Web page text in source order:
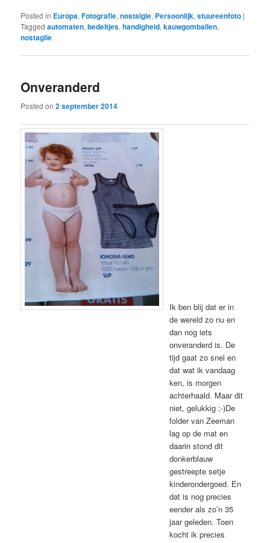
Posted in Europa,Fotografie,nostalgie, Persoonlijk,stuureenfoto |
Tagged automaten,bedeltjes,handigheid,kauwgomballen,
nostaglie
Onveranderd
Posted on2 september 2014
Ik ben blij dat er in
de wereld zo nu en
dan nog iets
onveranderd is. De
tijd gaat zo snel en
dat wat ik vandaag
ken, is morgen
achterhaald. Maar dit
niet, gelukkig ;-)De
folder van Zeeman
lag op de mat en
daarin stond dit
donkerblauw
gestreepte setje
kinderondergoed. En
dat is nog precies
eender als zo’n 35
jaar geleden. Toen
kocht ik precies